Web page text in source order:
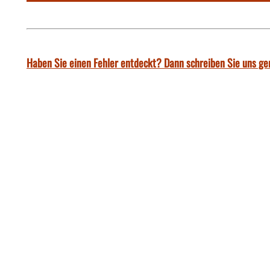
Haben Sie einen Fehler entdeckt? Dann schreiben Sie uns